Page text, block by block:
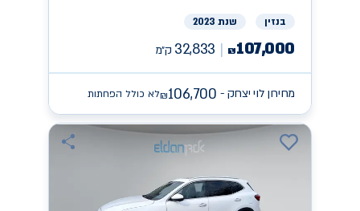
בנזין שנת 2023
₪107,000
32,833 ק״מ
מחירון לוי יצחק - ₪106,700 לא כולל הפחתות